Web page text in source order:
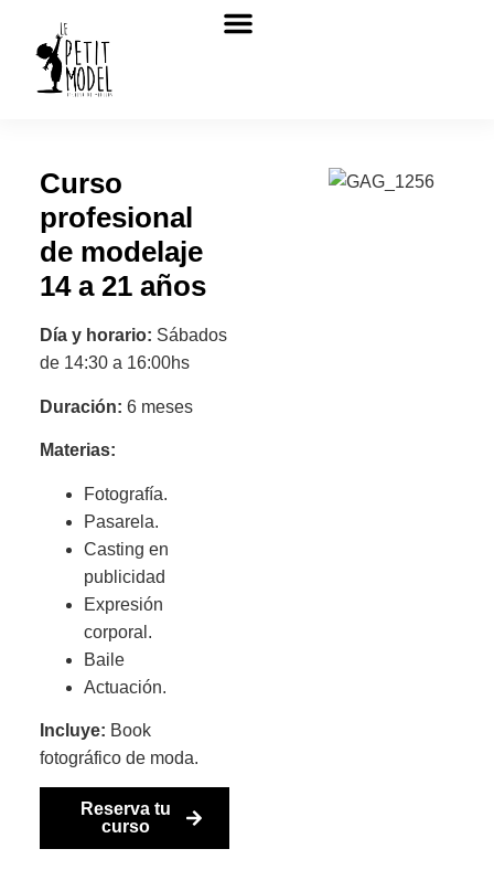
Curso
profesional
de modelaje
14 a 21 años
Día y horario: Sábados
de 14:30 a 16:00hs
Duración: 6 meses
Materias:
Fotografía.
Pasarela.
Casting en
publicidad
Expresión
corporal.
Baile
Actuación.
Incluye: Book
fotográfico de moda.
Reserva tu
curso